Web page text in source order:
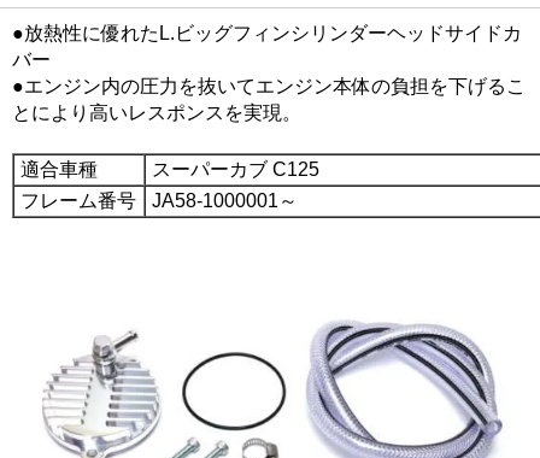
●放熱性に優れたL.ビッグフィンシリンダーヘッドサイドカ
バー
●エンジン内の圧力を抜いてエンジン本体の負担を下げるこ
とにより高いレスポンスを実現。
適合車種
スーパーカブ C125
フレーム番号
JA58-1000001～